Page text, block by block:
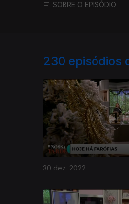
SOBRE O EPISÓDIO
230 episódios
30 dez. 2022